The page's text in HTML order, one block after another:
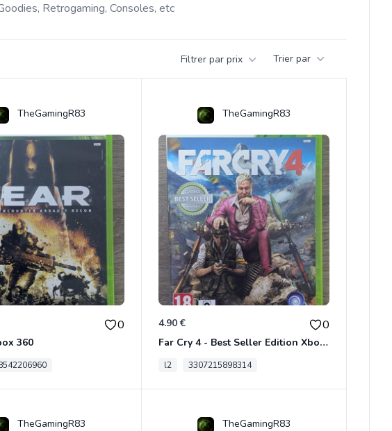
Retrogaming, Consoles, etc
Filtrer par prix Trier par
TheGamingR83
0
360
TheGamingR83
4.90 € 0
Far Cry 4 - Best Seller Edition Xbox 360
l2 3307215898314
TheGamingR83 TheGamingR83